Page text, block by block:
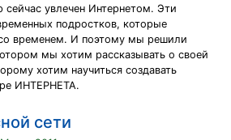
сейчас увлечен Интернетом. Эти
подростков, которые
временем. И поэтому мы решили
мы хотим рассказывать о своей
хотим научиться создавать
ИНТЕРНЕТА.
сети